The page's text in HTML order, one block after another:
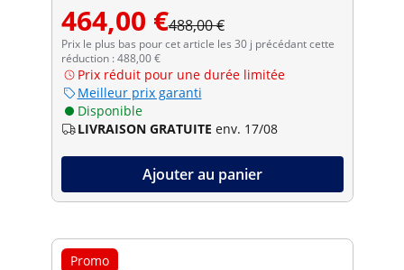
464,00 €488,00 €
Prix le plus bas pour cet article les 30 j précédant cette
réduction : 488,00 €
Prix réduit pour une durée limitée
Meilleur prix garanti
Disponible
LIVRAISON GRATUITE env. 17/08
Ajouter au panier
Promo